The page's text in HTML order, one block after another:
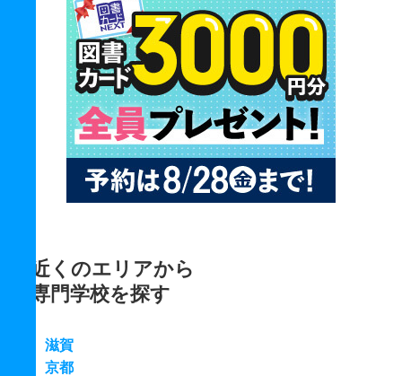
近くのエリアから
専門学校を探す
滋賀
京都